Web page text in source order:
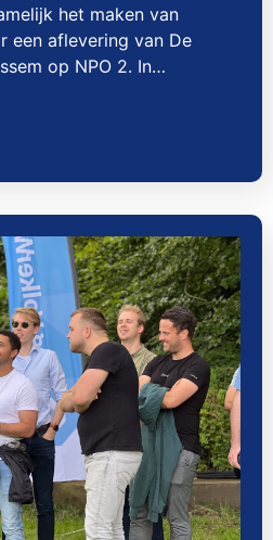
het maken van
een aflevering van De
op NPO 2. In…